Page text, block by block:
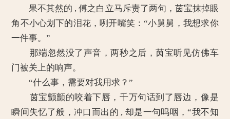
果不其然的 , 傅之白立马斥责了两句，茵宝抹掉眼
角不小心划下的泪花，咧开嘴笑：“小舅舅，我想求你
一件事。”
那端忽然没了声音，两秒之后，茵宝听见仿佛车
门被关上的响声。
“什么事，需要对我用求？”
茵宝颤颤的咬着下唇，千万句话到了唇边，像是
瞬间失忆了般，冲口而出的 , 却是一句呜咽，“我不知